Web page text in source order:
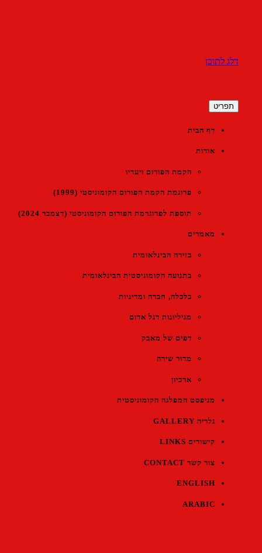
הקומוניסטי הישראלי
דף הבית
הקמת הפורום ויעדיו
פרוגמת הקמת הפורום הקומוניסטי (1999)
תוספת לפרוגרמת הפורום הקומוניסטי (דצמבר 2024)
מאמרים
בזירה הבינלאומית
בתנועה הקומוניסטית הבינלאומית
כלכלה, חברה ומדיניות
מגיליונות דגל אדום
דפים של מאבק
מדור שירה
מניפסט המפלגה הקומוניסטית
קישורים LINKS
צור קשר CONTACT
ENGLISH
ARABIC